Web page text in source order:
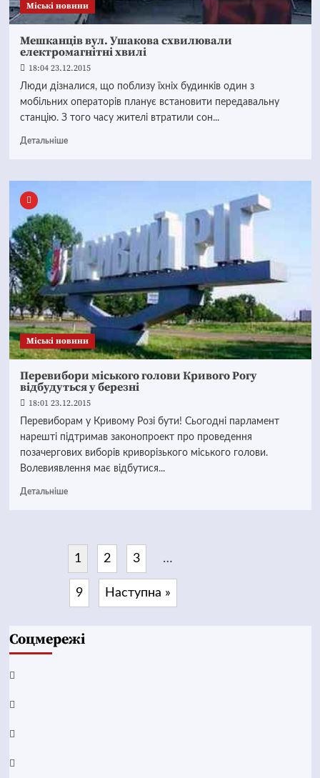
Mіські новини
Мешканців вул. Ушакова схвилювали
електромагнітні хвилі
18:04 23.12.2015
Люди дізналися, що поблизу їхніх будинків один з
мобільних операторів планує встановити передавальну
станцію. З того часу жителі втратили сон...
Детальніше
Mіські новини
Перевибори міського голови Кривого Рогу
відбудуться у березні
18:01 23.12.2015
Перевиборам у Кривому Розі бути! Сьогодні парламент
нарешті підтримав законопроект про проведення
позачергових виборів криворізького міського голови.
Волевиявлення має відбутися...
Детальніше
1 2 3 …
9 Наступна »
Соцмережі
Facebook
YouTube
Telegram
Instagram